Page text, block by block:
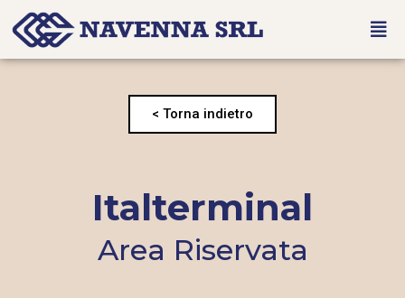
< Torna indietro
Italterminal
Area Riservata